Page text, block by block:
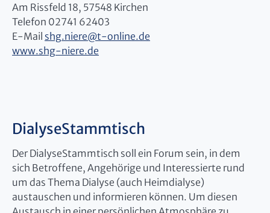
Am Rissfeld 18, 57548 Kirchen
Telefon 02741 62403
E-Mail shg.niere@t-online.de
www.shg-niere.de
DialyseStammtisch
Der DialyseStammtisch soll ein Forum sein, in dem
sich Betroffene, Angehörige und Interessierte rund
um das Thema Dialyse (auch Heimdialyse)
austauschen und informieren können. Um diesen